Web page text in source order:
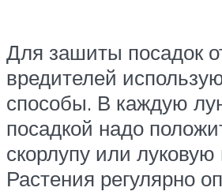
Для зашиты посадок
вредителей
способы. В каждую
посадкой надо
скорлупу или
Растения регулярно